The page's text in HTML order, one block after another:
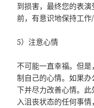
到损害，最终您的表
前，有意识地保持工作
5）注意心情
不可能一直幸福。但
制自己的心情。如果
下并尽力改善心情。
入沮丧状态的任何事